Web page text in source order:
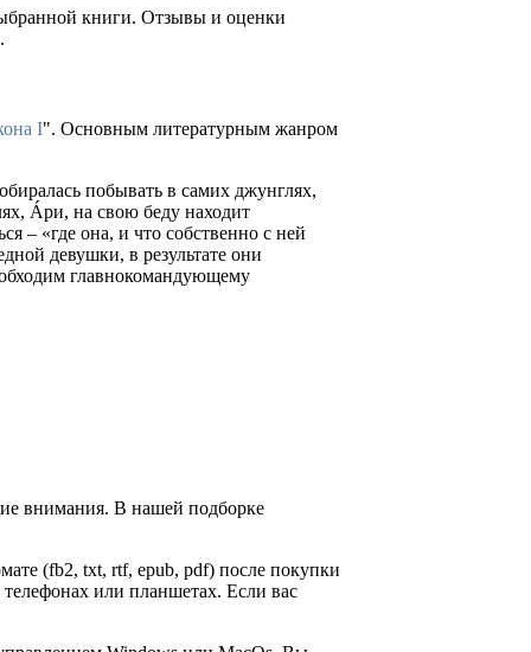
книги. Отзывы и оценки
I". Основным литературным жанром
побывать в самих джунглях,
Áри, на свою беду находит
– «где она, и что собственно с ней
девушки, в результате они
главнокомандующему
внимания. В нашей подборке
(fb2, txt, rtf, epub, pdf) после покупки
или планшетах. Если вас